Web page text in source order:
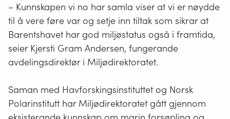
– Kunnskapen vi no har samla viser at vi er nøydde
til å vere føre var og setje inn tiltak som sikrar at
Barentshavet har god miljøstatus også i framtida,
seier Kjersti Gram Andersen, fungerande
avdelingsdirektør i Miljødirektoratet.
Saman med Havforskingsinstituttet og Norsk
Polarinstitutt har Miljødirektoratet gått gjennom